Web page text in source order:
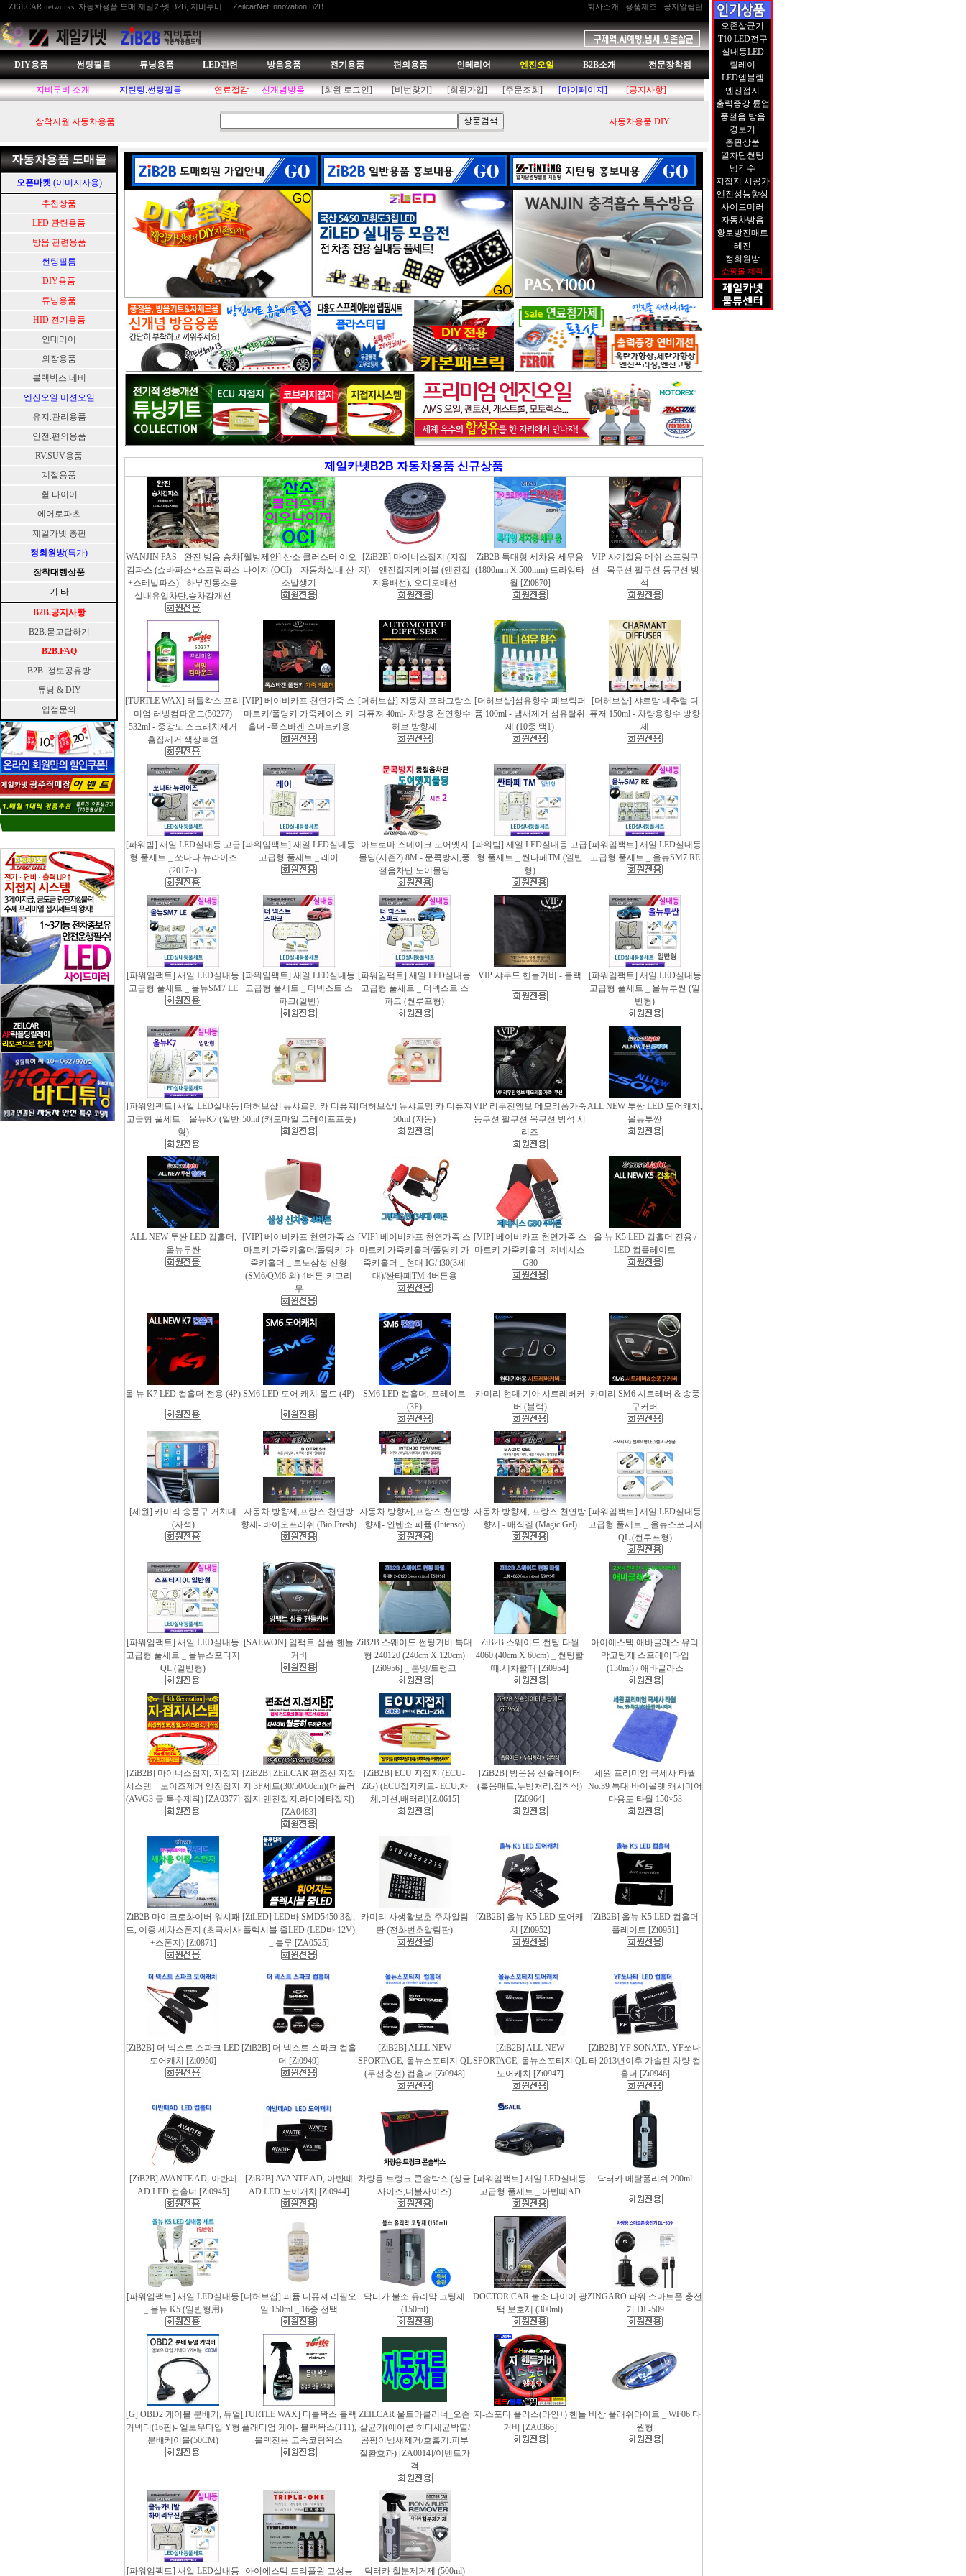
ZEiLCAR networks. 자동차용품 도매 제일카넷 B2B, 지비투비.....ZeilcarNet Innovation B2B 회사소개 용품제조 공지알림란
DIY용품 썬팅필름 튜닝용품 LED관련 방음용품 전기용품 편의용품 인테리어 엔진오일 B2B소개 전문장착점
지비투비 소개 지틴팅.썬팅필름 연료절감 신개념방음 [회원 로그인] [비번찾기] [회원가입] [주문조회] [마이페이지] [공지사항]
장착지원 자동차용품 자동차용품 DIY
자동차용품 도매몰
오픈마켓 (이미지사용)
추천상품
LED 관련용품
방음 관련용품
썬팅필름
DIY용품
튜닝용품
HID.전기용품
인테리어
외장용품
블랙박스.네비
엔진오일.미션오일
유지.관리용품
안전.편의용품
RV.SUV용품
계절용품
휠.타이어
에어로파츠
제일카넷 총판
정회원방(특가)
장착대행상품
기 타
B2B.공지사항
B2B.묻고답하기
B2B.FAQ
B2B. 정보공유방
튜닝 & DIY
입점문의
제일카넷B2B 자동차용품 신규상품
WANJIN PAS - 완진 방음 승차
감파스 (쇼바파스+스프링파스
+스테빌파스) - 하부진동소음
실내유입차단,승차감개선
[웰빙제안] 산소 클러스터 이오
나이져 (OCI) _ 자동차실내 산
소발생기
[ZiB2B] 마이너스접지 (지접
지) _ 엔진접지케이블 (엔진접
지용배선), 오디오배선
ZiB2B 특대형 세차용 세무융
(1800mm X 500mm) 드라잉타
월 [Zi0870]
VIP 사계절용 메쉬 스프링쿠
션 - 목쿠션 팔쿠션 등쿠션 방
석
[TURTLE WAX] 터틀왁스 프리
미엄 러빙컴파운드(50277)
532ml - 중강도 스크래치제거
흠집제거 색상복원
[VIP] 베이비카프 천연가죽 스
마트키/폴딩키 가죽케이스 키
홀더 -폭스바겐 스마트키용
[더허브샵] 자동차 프라그랑스
디퓨져 40ml- 차량용 천연향수
허브 방향제
[더허브샵]섬유향수 패브릭퍼
퓸 100ml - 냄새제거 섬유탈취
제 (10종 택1)
[더허브샵] 샤르망 내추럴 디
퓨저 150ml - 차량용향수 방향
제
[파워빔] 새일 LED실내등 고급
형 풀세트 _ 쏘나타 뉴라이즈
(2017~)
[파워임팩트] 새일 LED실내등
고급형 풀세트 _ 레이
아트로마 스네이크 도어엣지
몰딩(시즌2) 8M - 문콕방지,풍
절음차단 도어몰딩
[파워빔] 새일 LED실내등 고급
형 풀세트 _ 싼타페TM (일반
형)
[파워임팩트] 새일 LED실내등
고급형 풀세트 _ 올뉴SM7 RE
[파워임팩트] 새일 LED실내등
고급형 풀세트 _ 올뉴SM7 LE
[파워임팩트] 새일 LED실내등
고급형 풀세트 _ 더넥스트 스
파크(일반)
[파워임팩트] 새일 LED실내등
고급형 풀세트 _ 더넥스트 스
파크 (썬루프형)
VIP 샤무드 핸들커버 - 블랙
[파워임팩트] 새일 LED실내등
고급형 풀세트 _ 올뉴투싼 (일
반형)
[파워임팩트] 새일 LED실내등
고급형 풀세트 _ 올뉴K7 (일반
형)
[더허브샵] 뉴샤르망 카 디퓨져
50ml (캐모마일 그레이프프룻)
[더허브샵] 뉴샤르망 카 디퓨져
50ml (자몽)
VIP 리무진엠보 메모리폼가죽
등쿠션 팔쿠션 목쿠션 방석 시
리즈
ALL NEW 투싼 LED 도어캐치,
올뉴투싼
ALL NEW 투싼 LED 컵홀더,
올뉴투싼
[VIP] 베이비카프 천연가죽 스
마트키 가죽키홀더/폴딩키 가
죽키홀더 _ 르노삼성 신형
(SM6/QM6 외) 4버튼-키고리
무
[VIP] 베이비카프 천연가죽 스
마트키 가죽키홀더/폴딩키 가
죽키홀더 _ 현대 IG/ i30(3세
대)/싼타페TM 4버튼용
[VIP] 베이비카프 천연가죽 스
마트키 가죽키홀더- 제네시스
G80
올 뉴 K5 LED 컵홀더 전용 /
LED 컵플레이트
올 뉴 K7 LED 컵홀더 전용 (4P) SM6 LED 도어 캐치 몰드 (4P)
SM6 LED 컵홀더, 프레이트
(3P)
카미리 현대 기아 시트레버커
버 (블랙)
카미리 SM6 시트레버 & 송풍
구커버
[세원] 카미리 송풍구 거치대
(자석)
자동차 방향제,프랑스 천연방
향제- 바이오프레쉬 (Bio Fresh)
자동차 방향제,프랑스 천연방
향제- 인텐소 퍼퓸 (Intenso)
자동차 방향제, 프랑스 천연방
향제 - 매직겔 (Magic Gel)
[파워임팩트] 새일 LED실내등
고급형 풀세트 _ 올뉴스포티지
QL (썬루프형)
[파워임팩트] 새일 LED실내등
고급형 풀세트 _ 올뉴스포티지
QL (일반형)
[SAEWON] 임팩트 심플 핸들
커버
ZiB2B 스웨이드 썬팅커버 특대
형 240120 (240cm X 120cm)
[Zi0956] _ 본넷/트렁크
ZiB2B 스웨이드 썬팅 타월
4060 (40cm X 60cm) _ 썬팅할
때.세차할때 [Zi0954]
아이에스텍 애바글래스 유리
막코팅제 스프레이타입
(130ml) / 애바글라스
[ZiB2B] 마이너스접지, 지접지
시스템 _ 노이즈제거 엔진접지
(AWG3 급.특수제작) [ZA0377]
[ZiB2B] ZEiLCAR 편조선 지접
지 3P세트(30/50/60cm)(머플러
접지.엔진접지.라디에타접지)
[ZA0483]
[ZiB2B] ECU 지접지 (ECU-
ZiG) (ECU접지키트- ECU,차
체,미션,배터리)[Zi0615]
[ZiB2B] 방음용 신슐레이터
(흡음매트,누빔처리,접착식)
[Zi0964]
세원 프리미엄 극세사 타월
No.39 특대 바이올렛 캐시미어
다용도 타월 150×53
ZiB2B 마이크로화이버 워시패
드, 이중 세차스폰지 (초극세사
+스폰지) [Zi0871]
[ZiLED] LED바 SMD5450 3칩,
플렉시블 줄LED (LED바.12V)
_ 블루 [ZA0525]
카미리 사생활보호 주차알림
판 (전화번호알림판)
[ZiB2B] 올뉴 K5 LED 도어캐
치 [Zi0952]
[ZiB2B] 올뉴 K5 LED 컵홀더
플레이트 [Zi0951]
[ZiB2B] 더 넥스트 스파크 LED
도어캐치 [Zi0950]
[ZiB2B] 더 넥스트 스파크 컵홀
더 [Zi0949]
[ZiB2B] ALLL NEW
SPORTAGE, 올뉴스포티지 QL
(무선충전) 컵홀더 [Zi0948]
[ZiB2B] ALL NEW
SPORTAGE, 올뉴스포티지 QL
도어캐치 [Zi0947]
[ZiB2B] YF SONATA, YF쏘나
타 2013년이후 가솔린 차량 컵
홀더 [Zi0946]
[ZiB2B] AVANTE AD, 아반떼
AD LED 컵홀더 [Zi0945]
[ZiB2B] AVANTE AD, 아반떼
AD LED 도어캐치 [Zi0944]
차량용 트렁크 콘솔박스 (싱글
사이즈,더블사이즈)
[파워임팩트] 새일 LED실내등
고급형 풀세트 _ 아반떼AD
닥터카 메탈폴리쉬 200ml
[파워임팩트] 새일 LED실내등
_ 올뉴 K5 (일반형用)
[더허브샵] 퍼퓸 디퓨져 리필오
일 150ml _ 16종 선택
닥터카 불소 유리막 코팅제
(150ml)
DOCTOR CAR 불소 타이어 광
택 보호제 (300ml)
ZINGARO 파워 스마트폰 충전
기 DL-509
[G] OBD2 케이블 분배기, 듀얼
커넥터(16핀)- 엘보우타입 Y형
분배케이블(50CM)
[TURTLE WAX] 터틀왁스 블랙
플래티엄 케어- 블랙왁스(T11),
블랙전용 고속코팅왁스
ZEILCAR 울트라클리너_오존
살균기(에어콘.히터세균박멸/
곰팡이냄새제거/호흡기.피부
질환효과) [ZA0014]/이벤트가
격
지-스포티 플러스(라인+) 핸들
커버 [ZA0366]
비상 플래쉬라이트 _ WF06 타
원형
[파워임팩트] 새일 LED실내등 아이에스텍 트리플원 고성능 닥터카 철분제거제 (500ml)
오존살균기
T10 LED전구
실내등LED
릴레이
LED엠블렘
엔진접지
출력증강.튠업
풍절음 방음
경보기
총판상품
열차단썬팅
냉각수
지접지 시공가
엔진성능향상
사이드미러
자동차방음
황토방진매트
레진
정회원방
쇼핑몰 제작